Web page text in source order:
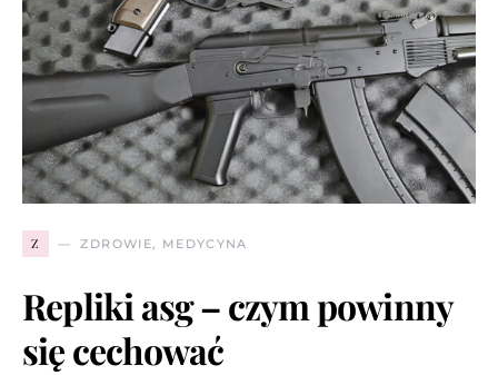
Z ZDROWIE, MEDYCYNA
Repliki asg – czym powinny
się cechować